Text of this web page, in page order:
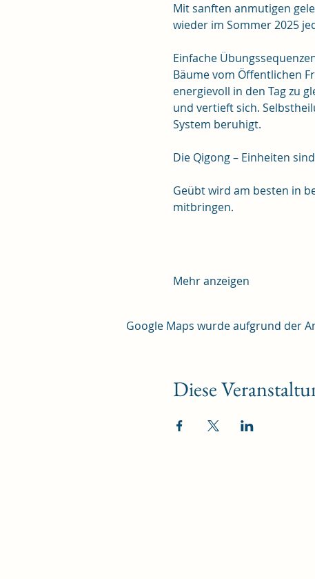
Mit sanften anmutigen
wieder im Sommer 2025
Einfache
Bäume vom Öffentlichen
energievoll in den Tag zu
und vertieft sich.
System beruhigt.
Die Qigong – Einheiten
Geübt wird am besten in
mitbringen.
Mehr anzeigen
Google Maps wurde aufgrund der
Diese